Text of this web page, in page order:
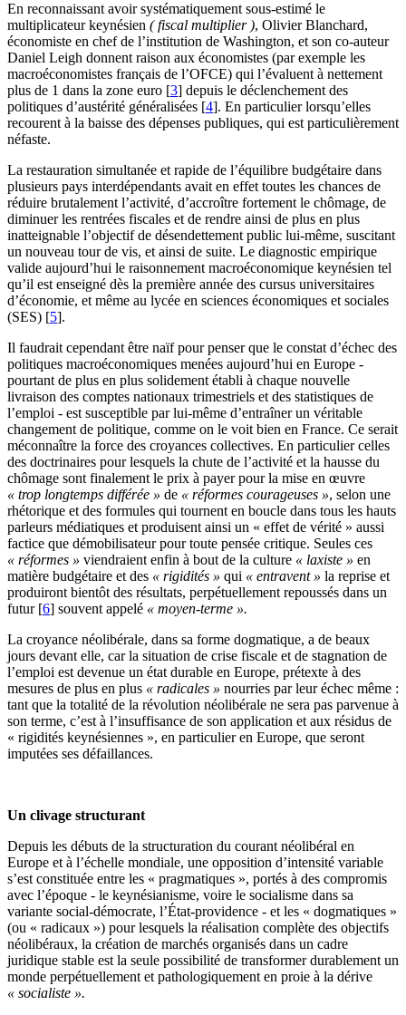
En reconnaissant avoir systématiquement sous-estimé le
multiplicateur keynésien ( fiscal multiplier ), Olivier Blanchard,
économiste en chef de l’institution de Washington, et son co-auteur
Daniel Leigh donnent raison aux économistes (par exemple les
macroéconomistes français de l’OFCE) qui l’évaluent à nettement
plus de 1 dans la zone euro [3] depuis le déclenchement des
politiques d’austérité généralisées [4]. En particulier lorsqu’elles
recourent à la baisse des dépenses publiques, qui est particulièrement
néfaste.
La restauration simultanée et rapide de l’équilibre budgétaire dans
plusieurs pays interdépendants avait en effet toutes les chances de
réduire brutalement l’activité, d’accroître fortement le chômage, de
diminuer les rentrées fiscales et de rendre ainsi de plus en plus
inatteignable l’objectif de désendettement public lui-même, suscitant
un nouveau tour de vis, et ainsi de suite. Le diagnostic empirique
valide aujourd’hui le raisonnement macroéconomique keynésien tel
qu’il est enseigné dès la première année des cursus universitaires
d’économie, et même au lycée en sciences économiques et sociales
(SES) [5].
Il faudrait cependant être naïf pour penser que le constat d’échec des
politiques macroéconomiques menées aujourd’hui en Europe -
pourtant de plus en plus solidement établi à chaque nouvelle
livraison des comptes nationaux trimestriels et des statistiques de
l’emploi - est susceptible par lui-même d’entraîner un véritable
changement de politique, comme on le voit bien en France. Ce serait
méconnaître la force des croyances collectives. En particulier celles
des doctrinaires pour lesquels la chute de l’activité et la hausse du
chômage sont finalement le prix à payer pour la mise en œuvre
« trop longtemps différée » de « réformes courageuses », selon une
rhétorique et des formules qui tournent en boucle dans tous les hauts
parleurs médiatiques et produisent ainsi un « effet de vérité » aussi
factice que démobilisateur pour toute pensée critique. Seules ces
« réformes » viendraient enfin à bout de la culture « laxiste » en
matière budgétaire et des « rigidités » qui « entravent » la reprise et
produiront bientôt des résultats, perpétuellement repoussés dans un
futur[6] souvent appelé « moyen-terme ».
La croyance néolibérale, dans sa forme dogmatique, a de beaux
jours devant elle, car la situation de crise fiscale et de stagnation de
l’emploi est devenue un état durable en Europe, prétexte à des
mesures de plus en plus « radicales » nourries par leur échec même :
tant que la totalité de la révolution néolibérale ne sera pas parvenue à
son terme, c’est à l’insuffisance de son application et aux résidus de
« rigidités keynésiennes », en particulier en Europe, que seront
imputées ses défaillances.
Un clivage structurant
Depuis les débuts de la structuration du courant néolibéral en
Europe et à l’échelle mondiale, une opposition d’intensité variable
s’est constituée entre les « pragmatiques », portés à des compromis
avec l’époque - le keynésianisme, voire le socialisme dans sa
variante social-démocrate, l’État-providence - et les « dogmatiques »
(ou « radicaux ») pour lesquels la réalisation complète des objectifs
néolibéraux, la création de marchés organisés dans un cadre
juridique stable est la seule possibilité de transformer durablement un
monde perpétuellement et pathologiquement en proie à la dérive
« socialiste ».